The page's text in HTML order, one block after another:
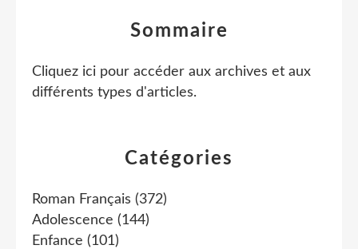
Catégories
Roman Français (372)
Adolescence (144)
Enfance (101)
Sommaire
Cliquez ici pour accéder aux archives et aux
différents types d'articles.